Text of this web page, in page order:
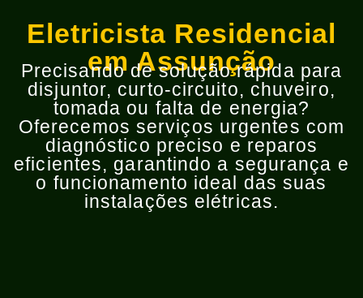
Eletricista Residencial
em Assunção
Precisando de solução rápida para
disjuntor, curto-circuito, chuveiro,
tomada ou falta de energia?
Oferecemos serviços urgentes com
diagnóstico preciso e reparos
eficientes, garantindo a segurança e
o funcionamento ideal das suas
instalações elétricas.